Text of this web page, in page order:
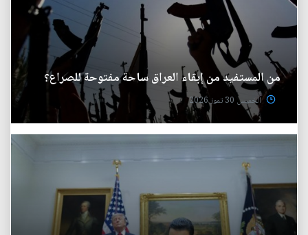
من المستفيد من إبقاء العراق ساحة مفتوحة للصراع؟
الخميس 30 تموز 2026